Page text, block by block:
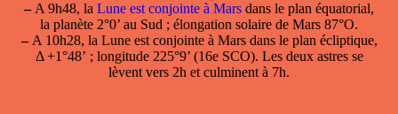
–A 9h48, la Lune est conjointe à Mars dans le plan équatorial,
la planète 2°0’ au Sud ; élongation solaire de Mars 87°O.
–A 10h28, la Lune est conjointe à Marsdans le plan écliptique,
Δ +1°48’ ; longitude 225°9’ (16e SCO). Les deux astres se
lèvent vers 2h et culminent à 7h.